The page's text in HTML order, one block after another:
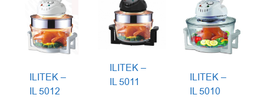
ILITEK –
IL 5012
ILITEK –
IL 5011
ILITEK –
IL 5010